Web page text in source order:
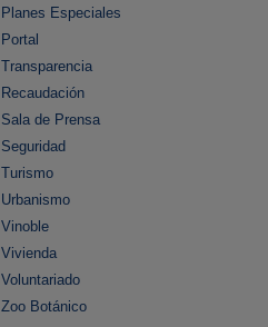
Planes Especiales
Portal
Transparencia
Recaudación
Sala de Prensa
Seguridad
Turismo
Urbanismo
Vinoble
Vivienda
Voluntariado
Zoo Botánico